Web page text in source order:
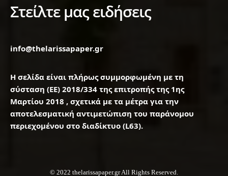
Στείλτε μας ειδήσεις
info@thelarissapaper.gr
Η σελίδα είναι πλήρως συμμορφωμένη με τη
σύσταση (ΕΕ) 2018/334 της επιτροπής της 1ης
Μαρτίου 2018 , σχετικά με τα μέτρα για την
αποτελεσματική αντιμετώπιση του παράνομου
περιεχομένου στο διαδίκτυο (L63).
© 2022 thelarissapaper.gr All Rights Reserved.